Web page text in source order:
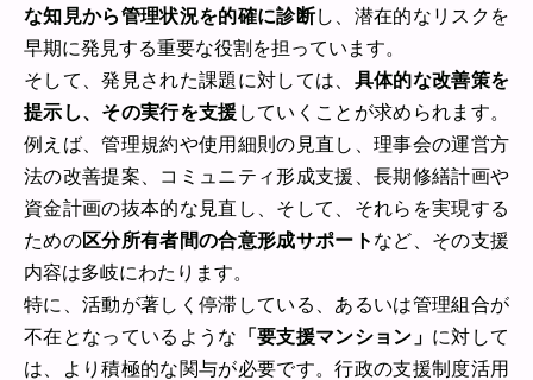
な知見から管理状況を的確に診断し、潜在的なリスクを
早期に発見する重要な役割を担っています。
そして、発見された課題に対しては、 具体的な改善策を
提示し、その実行を支援 していくことが求められます。
例えば、管理規約や使用細則の見直し、理事会の運営方
法の改善提案、コミュニティ形成支援、長期修繕計画や
資金計画の抜本的な見直し、そして、それらを実現する
ための区分所有者間の合意形成サポート など、その支援
内容は多岐にわたります。
特に、活動が著しく停滞している、あるいは管理組合が
不在となっているような 「要支援マンション」 に対して
は、より積極的な関与が必要です。行政の支援制度活用